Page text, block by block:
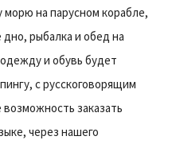
морю на парусном корабле,
дно, рыбалка и обед на
и обувь будет
с русскоговорящим
заказать
через нашего